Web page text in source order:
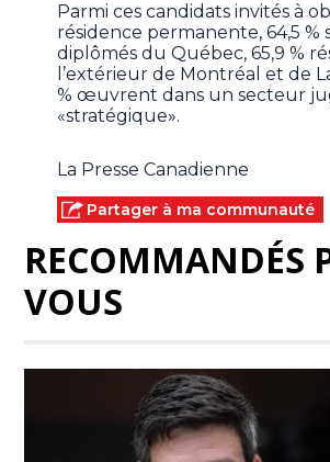
Parmi ces candidats invités à
résidence permanente, 64,5 %
diplômés du Québec, 65,9 %
l’extérieur de Montréal et de
% œuvrent dans un secteur
«stratégique».
La Presse Canadienne
Partager à ma communauté
RECOMMANDÉS
VOUS